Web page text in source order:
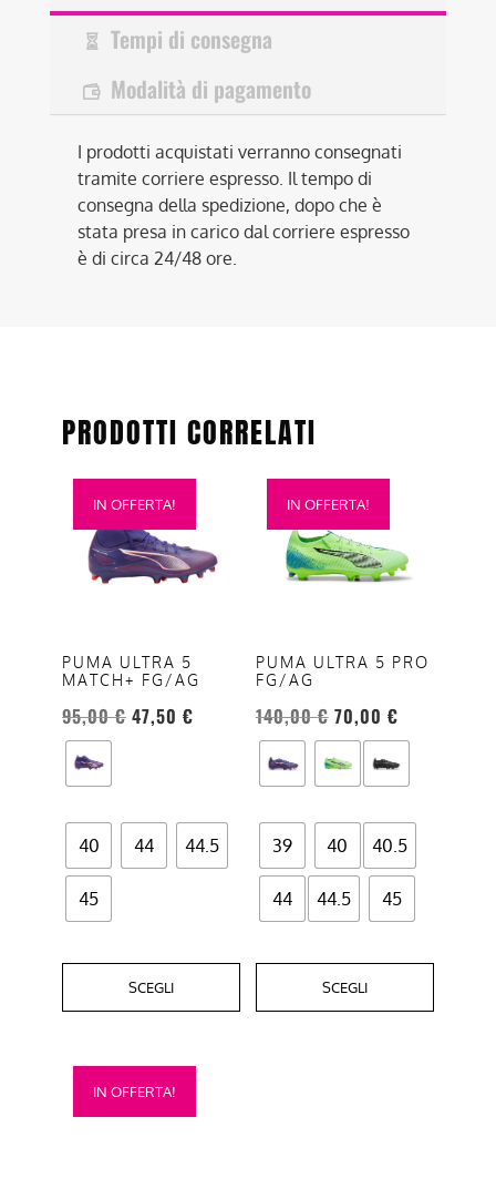
Tempi di consegna
Modalità di pagamento
I prodotti acquistati verranno consegnati
tramite corriere espresso. Il tempo di
consegna della spedizione, dopo che è
stata presa in carico dal corriere espresso
è di circa 24/48 ore.
PRODOTTI CORRELATI
IN OFFERTA!
PUMA ULTRA 5
MATCH+ FG/AG
95,00€ 47,50 €
40 44 44.5
45
SCEGLI
Questo
prodotto
opzioni
possono
essere
scelte
nella
del
prodotto
IN OFFERTA!
PUMA ULTRA 5 PRO
FG/AG
140,00€ 70,00 €
39 40 40.5
44 44.5 45
SCEGLI
Questo
prodotto
opzioni
possono
essere
scelte
nella
del
prodotto
IN OFFERTA!
Questo
prodotto